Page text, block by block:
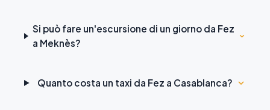
Si può fare un'escursione di un giorno da Fez
a Meknès?
Quanto costa un taxi da Fez a Casablanca?